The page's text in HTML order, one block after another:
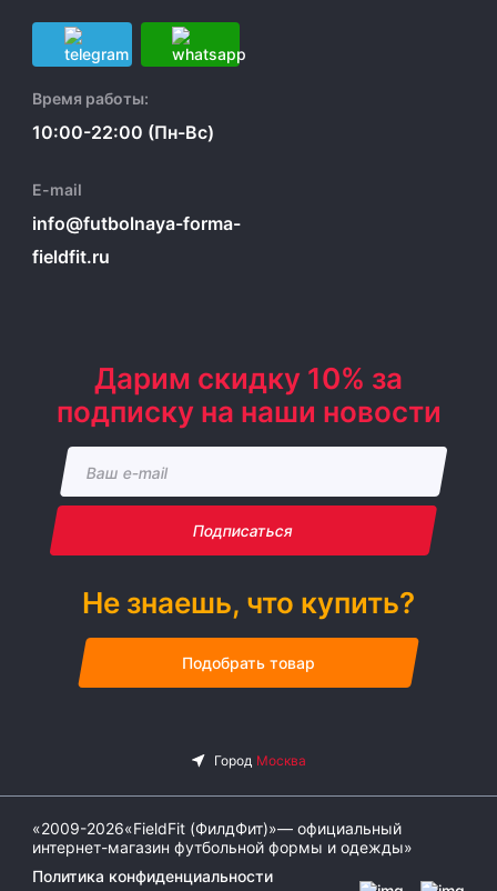
Время работы:
10:00-22:00 (Пн-Вс)
E-mail
info@futbolnaya-forma-
fieldfit.ru
Дарим скидку 10% за
подписку на наши новости
Подписаться
Не знаешь, что купить?
Подобрать товар
«2009-2026«FieldFit (ФилдФит)»— официальный
интернет-магазин футбольной формы и одежды»
Политика конфиденциальности